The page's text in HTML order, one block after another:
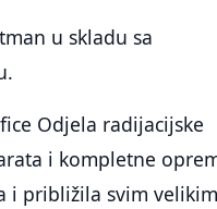
u skladu sa
Odjela radijacijske
i kompletne
i približila svim